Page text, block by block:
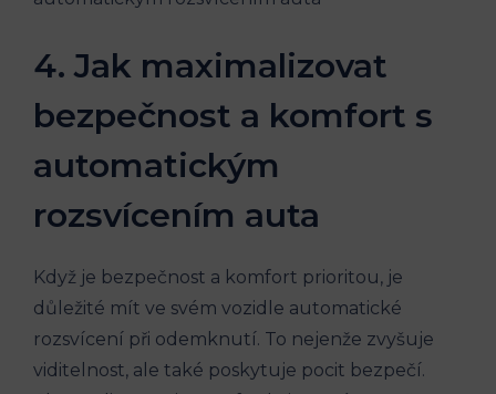
4. Jak maximalizovat
bezpečnost a komfort s
automatickým
rozsvícením auta
Když je bezpečnost a komfort prioritou, je
důležité mít ve svém vozidle automatické
rozsvícení při odemknutí. To nejenže zvyšuje
viditelnost, ale také poskytuje pocit bezpečí.